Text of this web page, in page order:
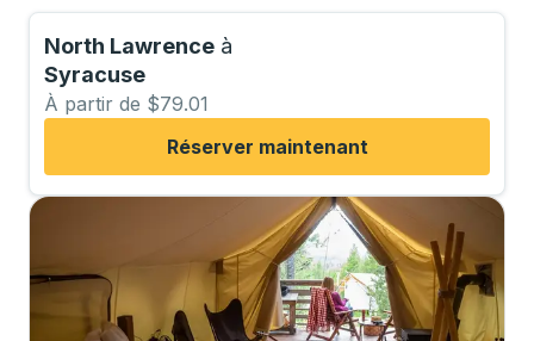
North Lawrence à
Syracuse
À partir de $79.01
Réserver maintenant